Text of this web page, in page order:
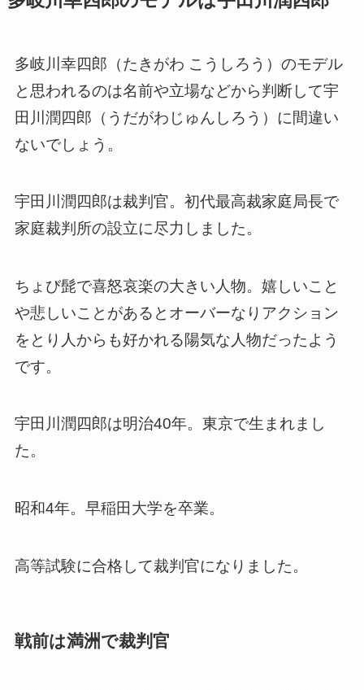
多岐川幸四郎（たきがわ こうしろう）のモデル
と思われるのは名前や立場などから判断して宇
田川潤四郎（うだがわじゅんしろう）に間違い
ないでしょう。
宇田川潤四郎は裁判官。初代最高裁家庭局長で
家庭裁判所の設立に尽力しました。
ちょび髭で喜怒哀楽の大きい人物。嬉しいこと
や悲しいことがあるとオーバーなりアクション
をとり人からも好かれる陽気な人物だったよう
です。
宇田川潤四郎は明治40年。東京で生まれまし
た。
昭和4年。早稲田大学を卒業。
高等試験に合格して裁判官になりました。
戦前は満洲で裁判官